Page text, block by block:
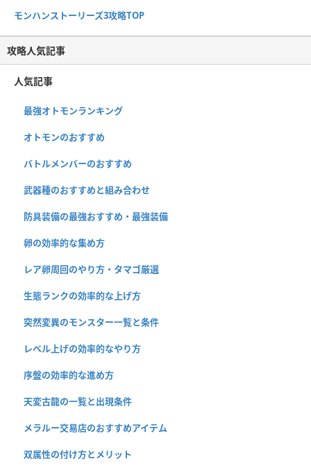
モンハンストーリーズ3攻略TOP
攻略人気記事
人気記事
最強オトモンランキング
オトモンのおすすめ
バトルメンバーのおすすめ
武器種のおすすめと組み合わせ
防具装備の最強おすすめ・最強装備
卵の効率的な集め方
レア卵周回のやり方・タマゴ厳選
生態ランクの効率的な上げ方
突然変異のモンスター一覧と条件
レベル上げの効率的なやり方
序盤の効率的な進め方
天変古龍の一覧と出現条件
メラルー交易店のおすすめアイテム
双属性の付け方とメリット